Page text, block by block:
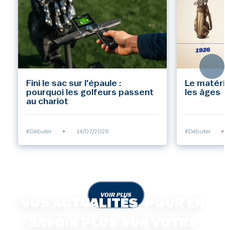
Fini le sac sur l'épaule :
pourquoi les golfeurs passent
au chariot
#Débuter • 14/07/2026
Le
les âges
#Débuter •
VOIR PLUS
VOS ACTUALITÉS, POUR EN